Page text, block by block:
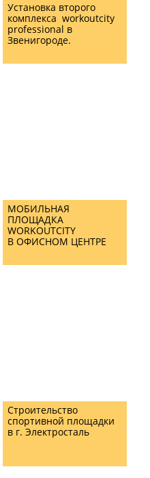
Установка второго
комплекса workoutcity
professional в
Звенигороде.
МОБИЛЬНАЯ
ПЛОЩАДКА
WORKOUTCITY
В ОФИСНОМ ЦЕНТРЕ
Строительство
спортивной площадки
в г. Электросталь